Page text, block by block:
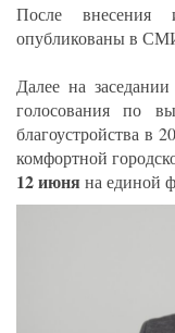
После внесения
опубликованы в
Далее на
голосования по
благоустройства в
комфортной
12 июняна единой